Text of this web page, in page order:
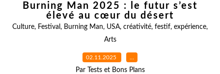
Burning Man 2025 : le futur s’est
élevé au cœur du désert
Culture, Festival , Burning Man, USA, créativité, festif, expérience,
Arts
02.11.2025 …
Par Tests et Bons Plans